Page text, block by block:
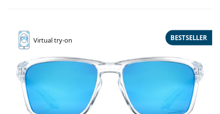
Virtualtry-on BESTSELLER